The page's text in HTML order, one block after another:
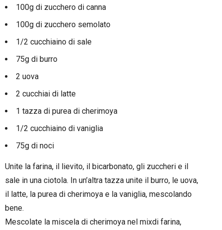
100g di zucchero di canna
100g di zucchero semolato
1/2 cucchiaino di sale
75g di burro
2 uova
2 cucchiai di latte
1 tazza di purea di cherimoya
1/2 cucchiaino di vaniglia
75g di noci
Unite la farina, il lievito, il bicarbonato, gli zuccheri e il
sale in una ciotola. In un’altra tazza unite il burro, le uova,
il latte, la purea di cherimoya e la vaniglia, mescolando
bene.
Mescolate la miscela di cherimoya nel mixdi farina,